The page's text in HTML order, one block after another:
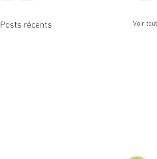
Posts récents Voir tout